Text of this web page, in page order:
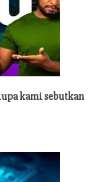
kami sebutkan